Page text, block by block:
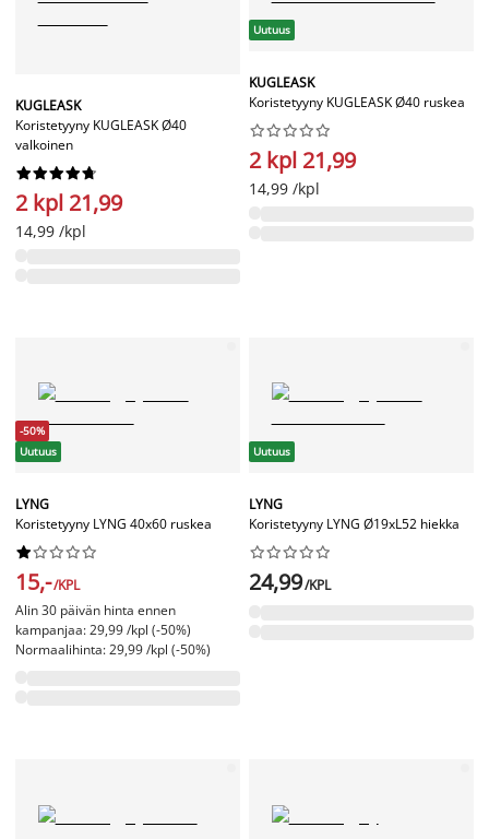
KUGLEASK
Koristetyyny KUGLEASK Ø40
valkoinen






2 kpl 21,99
14,99 /kpl
Uutuus
KUGLEASK
Koristetyyny KUGLEASK Ø40 ruskea






2 kpl 21,99
14,99 /kpl
-50%
Uutuus
LYNG
Koristetyyny LYNG 40x60 ruskea






15,-/KPL
Alin 30 päivän hinta ennen
kampanjaa: 29,99 /kpl (-50%)
Normaalihinta: 29,99 /kpl (-50%)
Uutuus
LYNG
Koristetyyny LYNG Ø19xL52 hiekka






24,99/KPL